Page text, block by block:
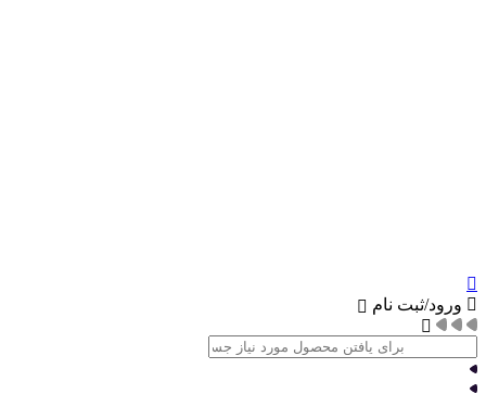
ورود/ثبت نام